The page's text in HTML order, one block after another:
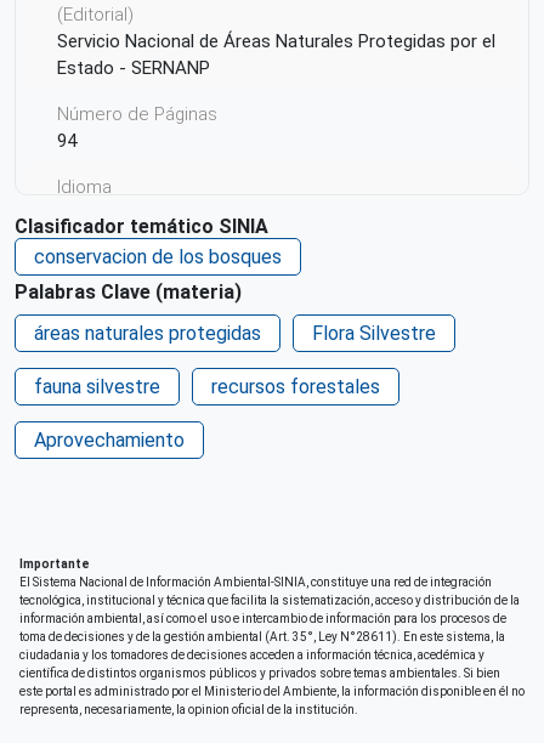
(Editorial)
Servicio Nacional de Áreas Naturales Protegidas por el
Estado - SERNANP
Número de Páginas
94
Idioma
Español
Ciudad de Origen
Lima
País de origen de la Publicación o Recurso
Perú
Citación de la publicación
Sernanp (2020)
sernanp@sernanp.gob.pe
Derechos de acceso
Acceso irrestricto a todo su contenido
Repositorio de origen
SERNANP
Clasificador temático SINIA
conservacion de los bosques
Palabras Clave (materia)
áreas naturales protegidas
Flora Silvestre
fauna silvestre recursos forestales
Aprovechamiento
Importante
El Sistema Nacional de Información Ambiental-SINIA, constituye una red de integración
tecnológica, institucional y técnica que facilita la sistematización, acceso y distribución de la
información ambiental, así como el uso e intercambio de información para los procesos de
toma de decisiones y de la gestión ambiental (Art. 35°, Ley N°28611). En este sistema, la
ciudadania y los tomadores de decisiones acceden a información técnica, acedémica y
científica de distintos organismos públicos y privados sobre temas ambientales. Si bien
este portal es administrado por el Ministerio del Ambiente, la información disponible en él no
representa, necesariamente, la opinion oficial de la institución.